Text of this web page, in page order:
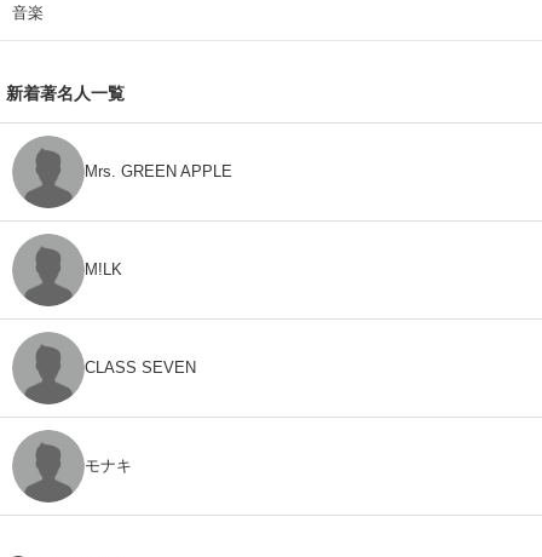
音楽
新着著名人一覧
Mrs. GREEN APPLE
M!LK
CLASS SEVEN
モナキ